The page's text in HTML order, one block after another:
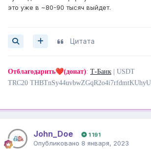
это уже в ~80-90 тысяч выйдет.
Цитата
Отблагодарить❤️(донат): Т-Банк | USDT
TRC20
John_Doe 1 191
Опубликовано 8 января, 2023